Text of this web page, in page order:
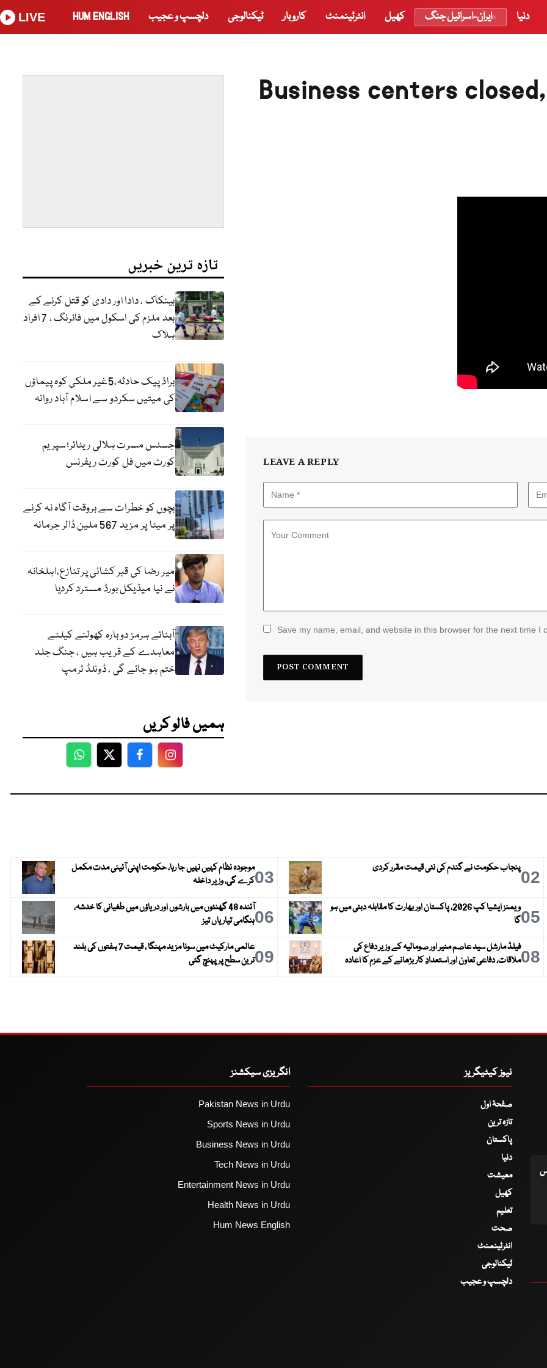
دنیا ایران-اسرائیل جنگ کھیل انٹرٹینمنٹ کاروبار ٹیکنالوجی دلچسپ و عجیب HUM ENGLISH
LIVE
Business centers
LEAVE A REPLY
Save my name, email, and website in this browser for the next time I
تازہ ترین خبریں
بینکاک ، دادا اور دادی کو قتل کرنے کے
بعد ملزم کی اسکول میں فائرنگ ، 7 افراد
ہلاک
براڈ پیک حادثہ،5غیر ملکی کوہ پیماؤں
کی میتیں سکردو سے اسلام آباد روانہ
جسٹس مسرت ہلالی ریٹائر؛سپریم
کورٹ میں فل کورٹ ریفرنس
بچوں کو خطرات سے بروقت آگاہ نہ کرنے
پر میٹا پر مزید 567 ملین ڈالر جرمانہ
میر رضا کی قبر کشائی پر تنازع،اہلخانہ
نے نیا میڈیکل بورڈ مسترد کردیا
آبنائے ہرمز دوبارہ کھولنے کیلئے
معاہدے کے قریب ہیں ، جنگ جلد
ختم ہو جائے گی ، ڈونلڈ ٹرمپ
ہمیں فالو کریں
WhatsApp
TwitterFacebookFacebook
02پنجاب حکومت نے گندم کی نئی قیمت مقرر کردی 03موجودہ نظام کہیں نہیں جا رہا، حکومت اپنی آئینی مدت مکمل
کرے گی، وزیر داخلہ
05
ویمنز ایشیا کپ 2026، پاکستان اور بھارت کا مقابلہ دبئی میں ہو
گا
06
آئندہ 48 گھنٹوں میں بارشوں اور دریاؤں میں طغیانی کا خدشہ،
ہنگامی تیاریاں تیز
08فیلڈ مارشل سید عاصم منیر اور صومالیہ کے وزیر دفاع کی
ملاقات، دفاعی تعاون اور استعدادِ کار بڑھانے کے عزم کا اعادہ
09
عالمی مارکیٹ میں سونا مزید مہنگا ، قیمت 7 ہفتوں کی بلند
ترین سطح پر پہنچ گئی
نیوز کیٹیگریز
صفحۂ اول
تازہ ترین
پاکستان
دنیا
معیشت
کھیل
تعلیم
صحت
انٹرٹینمنٹ
ٹیکنالوجی
دلچسپ و عجیب
انگریزی سیکشنز
Pakistan News in Urdu
Sports News in Urdu
Business News in Urdu
Tech News in Urdu
Entertainment News in Urdu
Health News in Urdu
Hum News English